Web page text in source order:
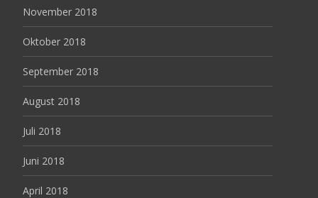
November 2018
Oktober 2018
September 2018
August 2018
Juli 2018
Juni 2018
April 2018